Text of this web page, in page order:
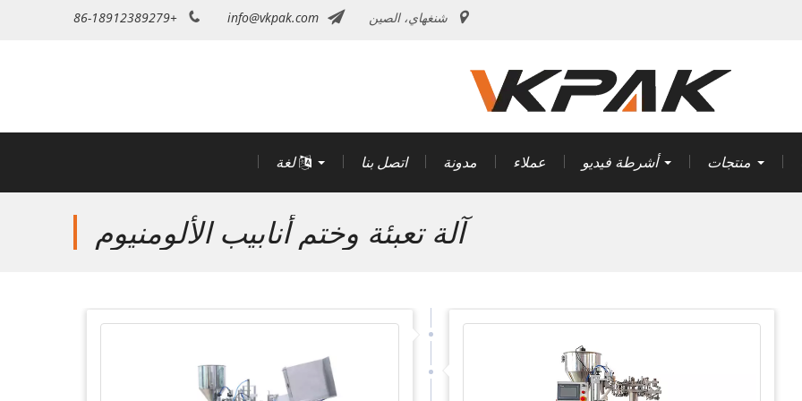
+86-18912389279 info@vkpak.com شنغهاي، الصين
منتجات أشرطة فيديو عملاء مدونة اتصل بنا لغة
آلة تعبئة وختم أنابيب الألومنيوم